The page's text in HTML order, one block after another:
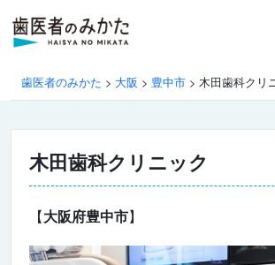
歯医者のみかた > 大阪 > 豊中市 > 木田歯科クリ
木田歯科クリニック
【大阪府豊中市】